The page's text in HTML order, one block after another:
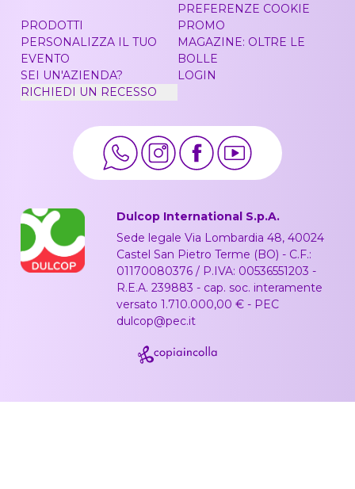
PREFERENZE COOKIE
PRODOTTI
PERSONALIZZA IL TUO
EVENTO
SEI UN'AZIENDA?
RICHIEDI UN RECESSO
PROMO
MAGAZINE: OLTRE LE
BOLLE
LOGIN
Dulcop International S.p.A.
Sede legale Via Lombardia 48, 40024
Castel San Pietro Terme (BO) - C.F.:
01170080376 / P.IVA: 00536551203 -
R.E.A. 239883 - cap. soc. interamente
versato 1.710.000,00 € - PEC
dulcop@pec.it